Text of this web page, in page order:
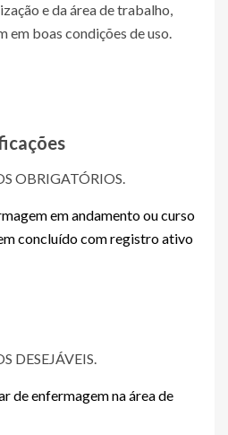
e da área de trabalho,
em boas condições de uso.
OBRIGATÓRIOS.
em andamento ou curso
concluído com registro ativo
DESEJÁVEIS.
de enfermagem na área de